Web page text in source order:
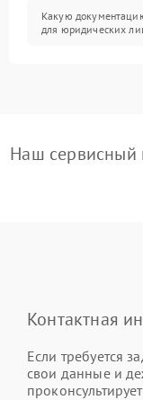
Какую
для юридических
Наш сервисный
Контактная
Если требуется
свои данные и